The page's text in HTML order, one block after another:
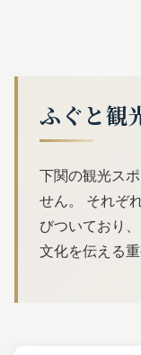
ふぐと観
下関の観光ス
せん。 それぞ
びついており
文化を伝える